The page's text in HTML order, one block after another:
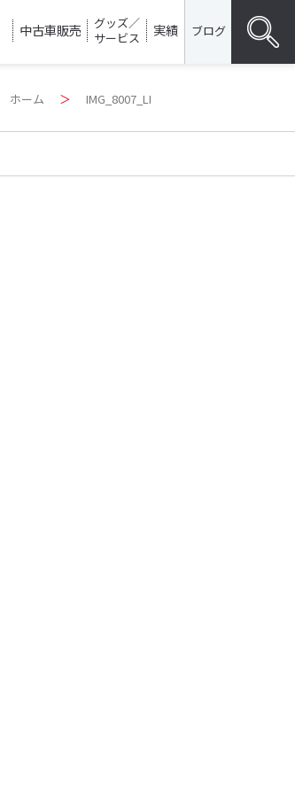
中古車販売
グッズ／
サービス
実績 ブログ
ホーム ＞ IMG_8007_LI